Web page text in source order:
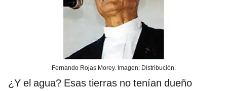
Fernando Rojas Morey. Imagen: Distribución.
¿Y el agua? Esas tierras no tenían dueño